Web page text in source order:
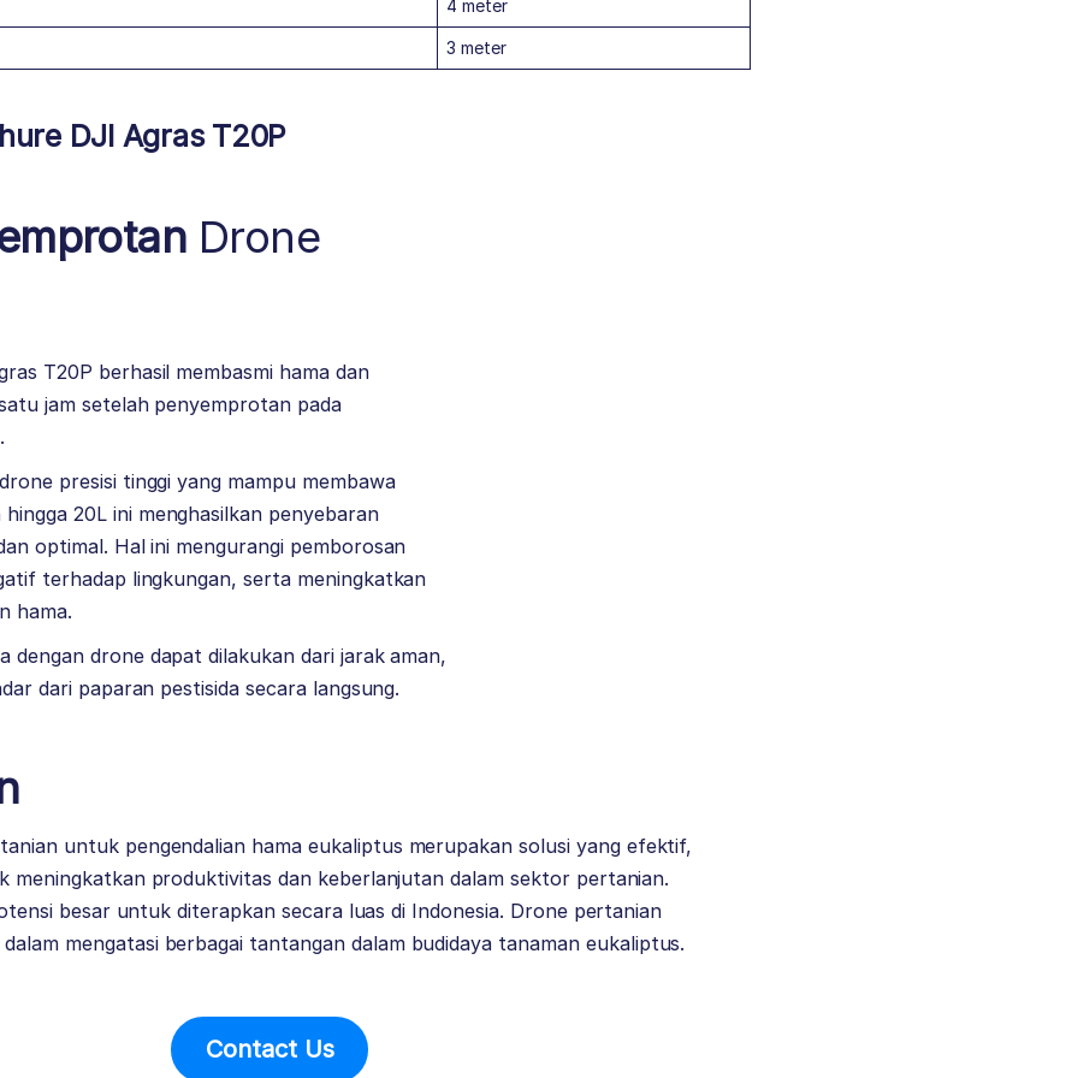
4 meter
3 meter
DJI Agras T20P
Drone
T20P berhasil membasmi hama dan
jam setelah penyemprotan pada
presisi tinggi yang mampu membawa
20L ini menghasilkan penyebaran
optimal. Hal ini mengurangi pemborosan
terhadap lingkungan, serta meningkatkan
hama.
dengan drone dapat dilakukan dari jarak aman,
dari paparan pestisida secara langsung.
untuk pengendalian hama eukaliptus merupakan solusi yang efektif,
meningkatkan produktivitas dan keberlanjutan dalam sektor pertanian.
besar untuk diterapkan secara luas di Indonesia. Drone pertanian
mengatasi berbagai tantangan dalam budidaya tanaman eukaliptus.
Contact Us